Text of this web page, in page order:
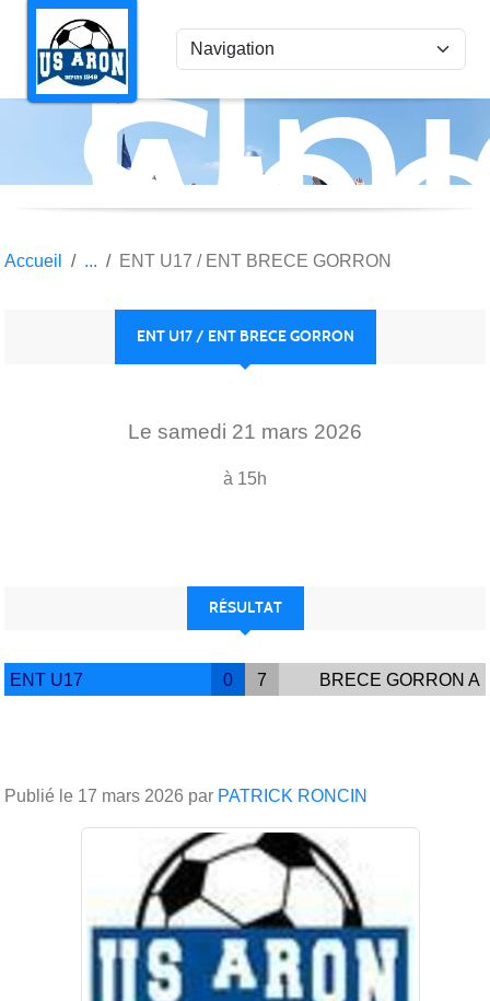
Accueil ENT U17 / ENT BRECE GORRON
ENT U17 / ENT BRECE GORRON
Le samedi 21 mars 2026
à 15h
RÉSULTAT
ENT U17 0 7 BRECE GORRON A
Publié le 17 mars 2026 par PATRICK RONCIN
Panneau de gestion des cookies